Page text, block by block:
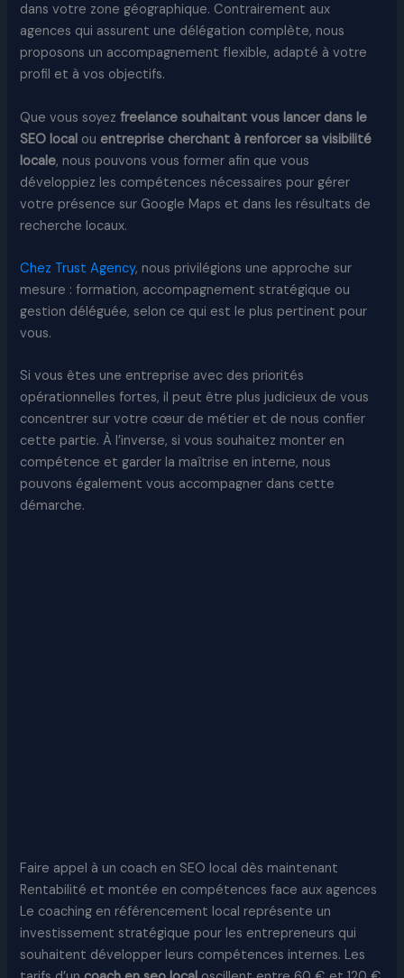
dans votre zone géographique. Contrairement aux
agences qui assurent une délégation complète, nous
proposons un accompagnement flexible, adapté à votre
profil et à vos objectifs.
Que vous soyezfreelance souhaitant vous lancer dans le
SEO local ou entreprise cherchant à renforcer sa visibilité
locale, nous pouvons vous former afin que vous
développiez les compétences nécessaires pour gérer
votre présence sur Google Maps et dans les résultats de
recherche locaux.
Chez Trust Agency, nous privilégions une approche sur
mesure : formation, accompagnement stratégique ou
gestion déléguée, selon ce qui est le plus pertinent pour
vous.
Si vous êtes une entreprise avec des priorités
opérationnelles fortes, il peut être plus judicieux de vous
concentrer sur votre cœur de métier et de nous confier
cette partie. À l’inverse, si vous souhaitez monter en
compétence et garder la maîtrise en interne, nous
pouvons également vous accompagner dans cette
démarche.
Faire appel à un coach en SEO local dès maintenant
Rentabilité et montée en compétences face aux agences
Le coaching en référencement local représente un
investissement stratégique pour les entrepreneurs qui
souhaitent développer leurs compétences internes. Les